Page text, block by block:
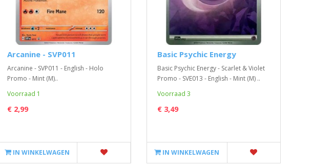
Arcanine - SVP011
Arcanine - SVP011 - English - Holo
Promo - Mint (M)..
Voorraad 1
€ 2,99
IN WINKELWAGEN
Basic Psychic Energy
Basic Psychic Energy - Scarlet & Violet
Promo - SVE013 - English - Mint (M) ..
Voorraad 3
€ 3,49
IN WINKELWAGEN